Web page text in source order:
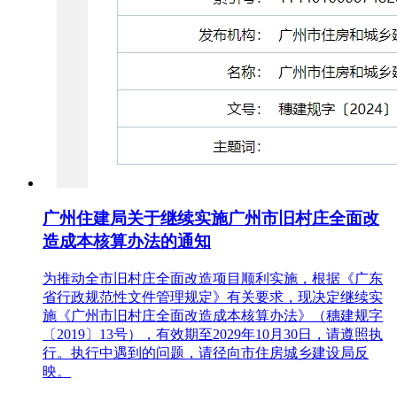
广州住建局关于继续实施广州市旧村庄全面改
造成本核算办法的通知
为推动全市旧村庄全面改造项目顺利实施，根据《广东
省行政规范性文件管理规定》有关要求，现决定继续实
施《广州市旧村庄全面改造成本核算办法》（穗建规字
〔2019〕13号），有效期至2029年10月30日，请遵照执
行。执行中遇到的问题，请径向市住房城乡建设局反
映。